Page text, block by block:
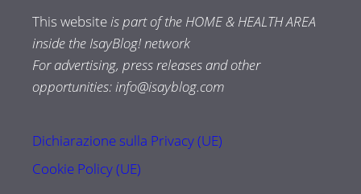
This websiteis part of the HOME & HEALTH AREA
inside the IsayBlog! network
For advertising, press releases and other
opportunities:info@isayblog.com
Dichiarazione sulla Privacy (UE)
Cookie Policy (UE)